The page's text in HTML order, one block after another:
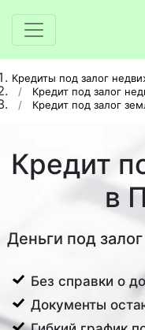
Кредиты под залог
Кредит под залог
Кредит под залог
Кредит
в
Деньги под
Без справки о
Документы